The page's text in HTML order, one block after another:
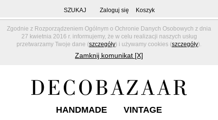
Zgodnie z Rozporządzeniem Ogólnym o Ochronie Danych Osobowych z dnia
27 kwietnia 2016 r. informujemy, że w celu realizacji naszych usług
przetwarzamy Twoje dane (szczegóły) i używamy cookies (szczegóły).
Zamknij komunikat [X]
SZUKAJ Zaloguj się Koszyk
HANDMADE VINTAGE